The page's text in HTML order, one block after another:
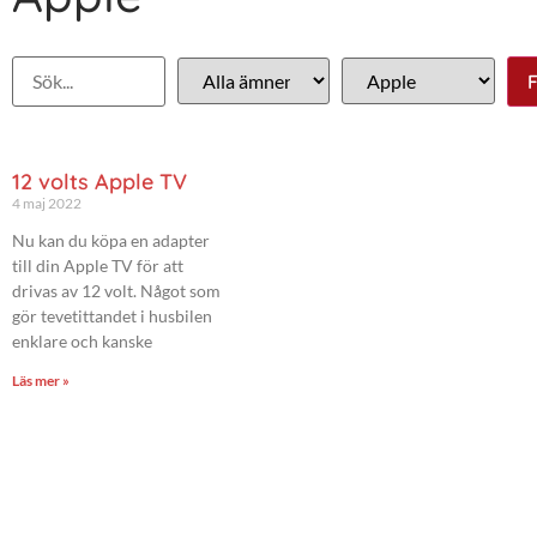
12 volts Apple TV
4 maj 2022
Nu kan du köpa en adapter
till din Apple TV för att
drivas av 12 volt. Något som
gör tevetittandet i husbilen
enklare och kanske
Läs mer »